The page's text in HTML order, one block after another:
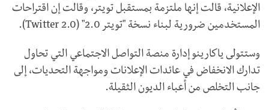
الإعلانية، قالت إنها ملتزمة بمستقبل تويتر، وقالت إن اقتراحات
المستخدمين ضرورية لبناء نسخة "تويتر 2.0" (
Twitter 2.0
).
وستتولى ياكارينو إدارة منصة التواصل الاجتماعي التي تحاول
تدارك الانخفاض في عائدات الإعلانات ومواجهة التحديات، إلى
جانب التخلص من أعباء الديون الثقيلة.